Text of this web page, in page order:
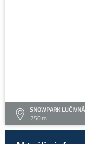
SNOWPARK LUČIVNÁ
750 m